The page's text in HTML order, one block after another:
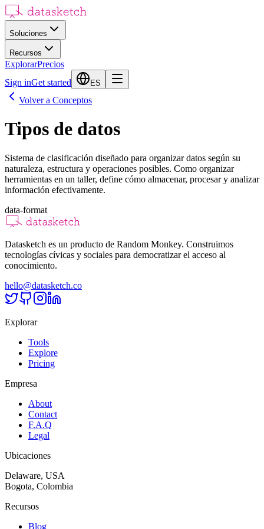
Soluciones
Recursos
ExplorarPrecios
Sign inGet started ES
Volver a Conceptos
Tipos de datos
Sistema de clasificación diseñado para organizar datos según su
naturaleza, estructura y operaciones posibles. Como organizar
herramientas en un taller, define cómo almacenar, procesar y analizar
información efectivamente.
data-format
Datasketch es un producto de Random Monkey. Construimos
tecnologías cívicas y sociales para democratizar el acceso al
conocimiento.
hello@datasketch.co
Explorar
Tools
Explore
Pricing
Empresa
About
Contact
F.A.Q
Legal
Ubicaciones
Delaware, USA
Bogota, Colombia
Recursos
Blog